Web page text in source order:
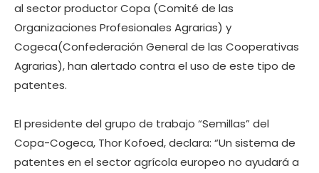
al sector productor Copa (Comité de las
Organizaciones Profesionales Agrarias) y
Cogeca(Confederación General de las Cooperativas
Agrarias), han alertado contra el uso de este tipo de
patentes.
El presidente del grupo de trabajo “Semillas” del
Copa-Cogeca, Thor Kofoed, declara: “Un sistema de
patentes en el sector agrícola europeo no ayudará a